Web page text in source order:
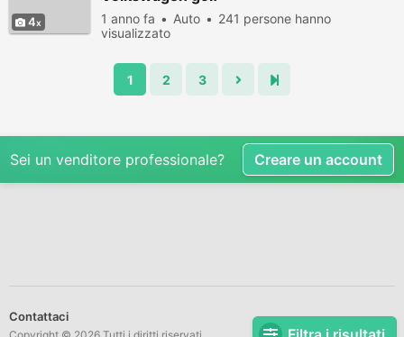
4 1 anno fa Auto
241 persone hanno
visualizzato
1 2 3
Sei un venditore professionale? Creare un account
Contattaci